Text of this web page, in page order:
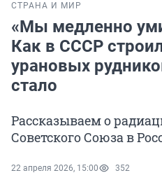
СТРАНА И МИР
«Мы медленно
Как в СССР
урановых
стало
Рассказываем о
Советского Союза в
22 апреля 2026, 15:00 352